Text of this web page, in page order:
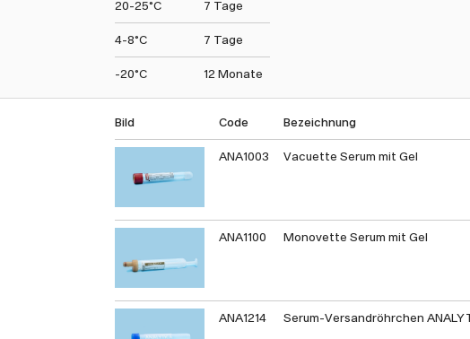
20-25°C 7 Tage
4-8°C 7 Tage
-20°C 12 Monate
Bild Code Bezeichnung
ANA1003 Vacuette Serum mit Gel
ANA1100 Monovette Serum mit Gel
ANA1214 Serum-Versandröhrchen